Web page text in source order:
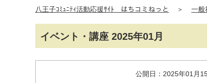
八王子ｺﾐｭﾆﾃｨ活動応援ｻｲﾄ はちコミねっと ＞ 一般
イベント・講座 2025年01月
公開日：2025年01月